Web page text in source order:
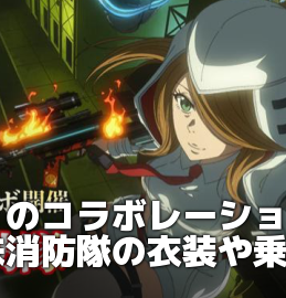
コラボレーシ
防隊の衣装や